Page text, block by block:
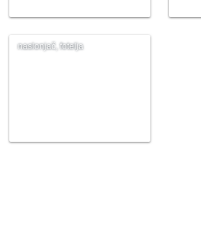
naslonjač, fotelja